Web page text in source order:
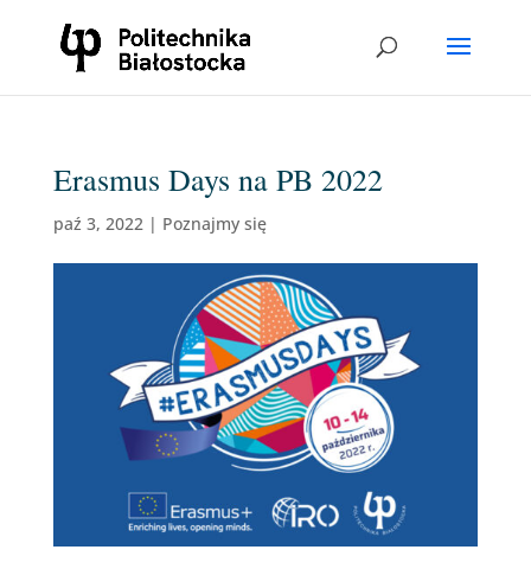
Erasmus Days na PB 2022
paź 3, 2022| Poznajmy się